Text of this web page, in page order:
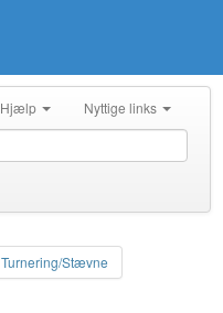
Hjælp Nyttige links
Turnering/Stævne